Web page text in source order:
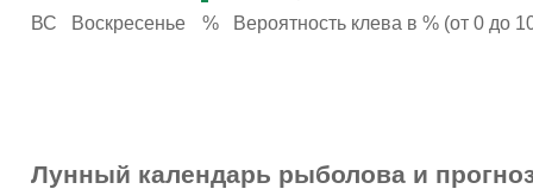
ВС
Воскресенье % Вероятность клева в % (от 0 до
Лунный календарь рыболова и